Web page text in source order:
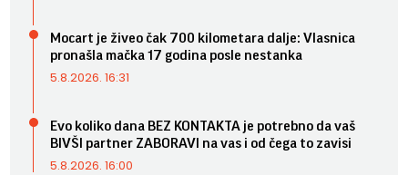
Mocart je živeo čak 700 kilometara dalje: Vlasnica
pronašla mačka 17 godina posle nestanka
5.8.2026. 16:31
Evo koliko dana BEZ KONTAKTA je potrebno da vaš
BIVŠI partner ZABORAVI na vas i od čega to zavisi
5.8.2026. 16:00